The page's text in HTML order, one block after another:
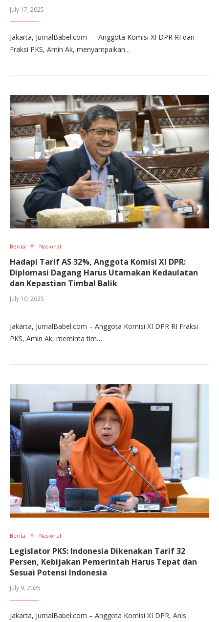
July 17, 2025
Jakarta, JurnalBabel.com — Anggota Komisi XI DPR RI dari
Fraksi PKS, Amin Ak, menyampaikan…
Berita Nasional
Hadapi Tarif AS 32%, Anggota Komisi XI DPR:
Diplomasi Dagang Harus Utamakan Kedaulatan
dan Kepastian Timbal Balik
July 10, 2025
Jakarta, JurnalBabel.com – Anggota Komisi XI DPR RI Fraksi
PKS, Amin Ak, meminta tim…
Berita Nasional
Legislator PKS: Indonesia Dikenakan Tarif 32
Persen, Kebijakan Pemerintah Harus Tepat dan
Sesuai Potensi Indonesia
July 9, 2025
Jakarta, JurnalBabel.com – Anggota Komisi XI DPR, Anis